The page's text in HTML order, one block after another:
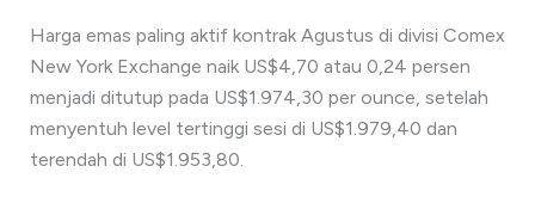
Harga emas paling aktif kontrak Agustus di divisi Comex
New York Exchange naik US$4,70 atau 0,24 persen
menjadi ditutup pada US$1.974,30 per ounce, setelah
menyentuh level tertinggi sesi di US$1.979,40 dan
terendah di US$1.953,80.